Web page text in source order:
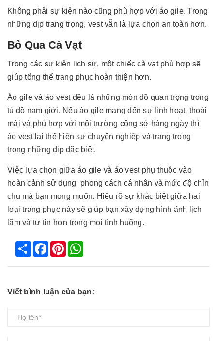
Không phải sự kiện nào cũng phù hợp với áo gile. Trong
những dịp trang trọng, vest vẫn là lựa chọn an toàn hơn.
Bỏ Qua Cà Vạt
Trong các sự kiện lịch sự, một chiếc cà vạt phù hợp sẽ
giúp tổng thể trang phục hoàn thiện hơn.
Áo gile và áo vest đều là những món đồ quan trọng trong
tủ đồ nam giới. Nếu áo gile mang đến sự linh hoạt, thoải
mái và phù hợp với môi trường công sở hàng ngày thì
áo vest lại thể hiện sự chuyên nghiệp và trang trọng
trong những dịp đặc biệt.
Việc lựa chọn giữa áo gile và áo vest phụ thuộc vào
hoàn cảnh sử dụng, phong cách cá nhân và mức độ chỉn
chu mà bạn mong muốn. Hiểu rõ sự khác biệt giữa hai
loại trang phục này sẽ giúp bạn xây dựng hình ảnh lịch
lãm và tự tin hơn trong mọi tình huống.
Share FacebookPinterest
Viết bình luận của bạn: